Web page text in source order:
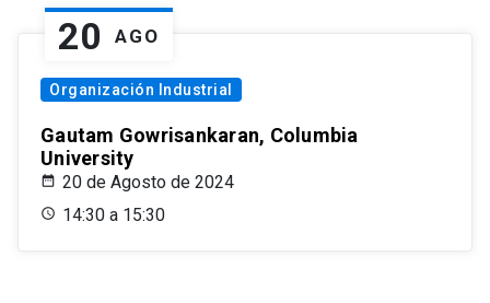
20 AGO
Organización Industrial
Gautam Gowrisankaran, Columbia
University
20 de Agosto de 2024
14:30 a 15:30